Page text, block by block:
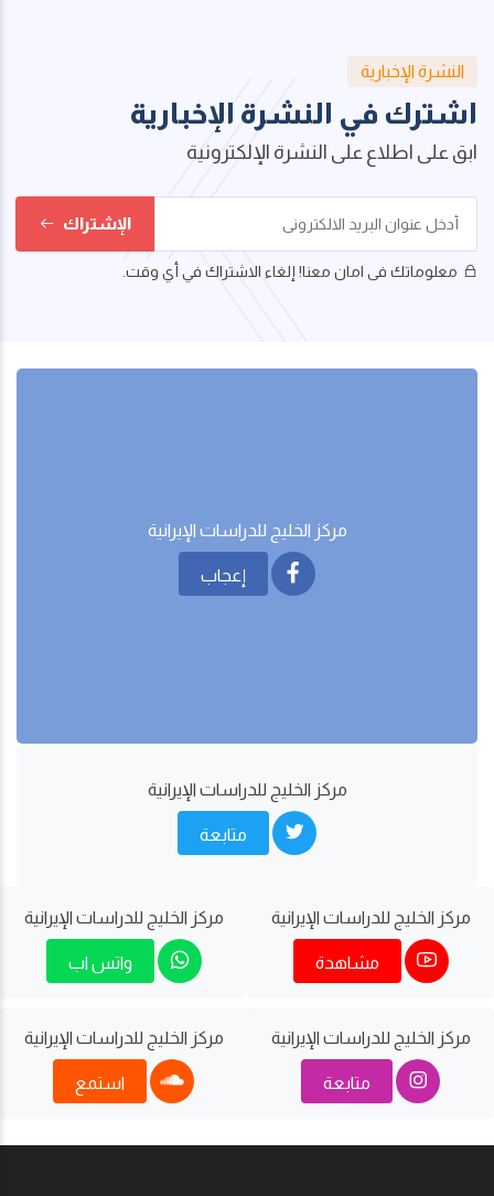
النشرة الإخبارية
اشترك في النشرة الإخبارية
ابق على اطلاع على النشرة الإلكترونية
الإشتراك
معلوماتك فى امان معنا! إلغاء الاشتراك في أي وقت.
مركز الخليج للدراسات اﻹيرانية
إعجاب
مركز الخليج للدراسات اﻹيرانية
متابعة
مركز الخليج للدراسات اﻹيرانية
مشاهدة
مركز الخليج للدراسات اﻹيرانية
واتس اب
مركز الخليج للدراسات اﻹيرانية
متابعة
مركز الخليج للدراسات اﻹيرانية
استمع